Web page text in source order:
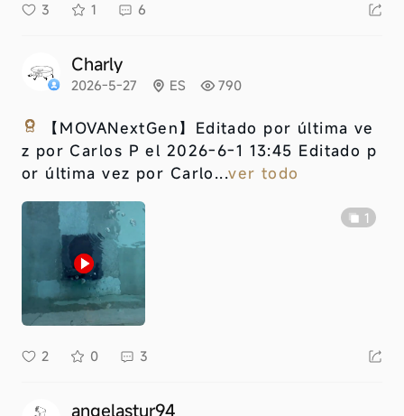
3 1 6
Charly
2026-5-27 ES 790
【MOVANextGen】 Editado por última ve
z por Carlos P el 2026-6-1 13:45 Editado p
or última vez por Carlo...ver todo
1
2 0 3
angelastur94